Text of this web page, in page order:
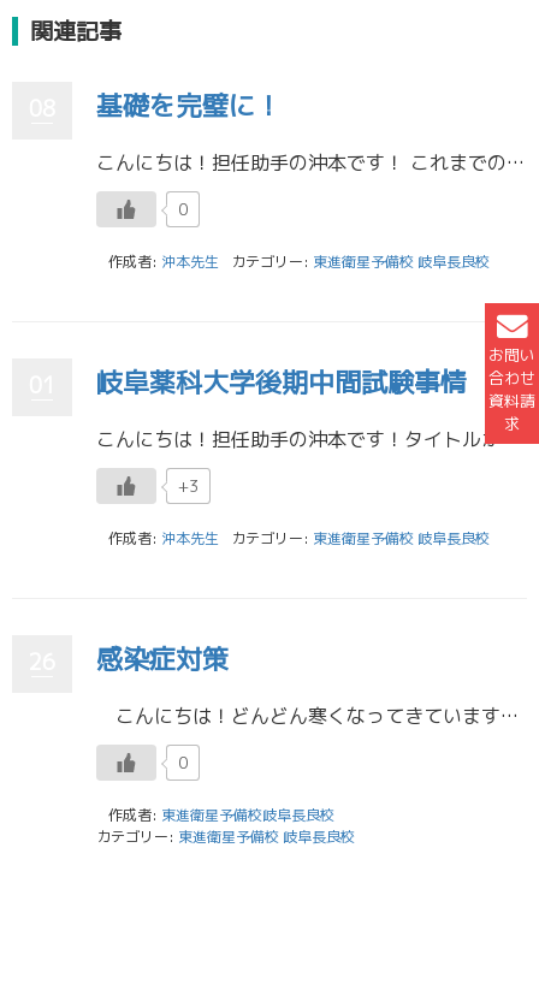
お問い
合わせ
資料請
求
関連記事
基礎を完璧に！
こんにちは！担任助手の沖本です！ これまでのブログでは、二次試験の対策時に応用問題に焦点を当てるのではなく、基礎を固めてほしいと書いてきました。では具体的にどのようなことをすれば基礎力が伸びるのかについて書きたいと思いま […]
0
作成者: 沖本先生 カテゴリー: 東進衛星予備校 岐阜長良校
岐阜薬科大学後期中間試験事情
こんにちは！担任助手の沖本です！タイトルが全て漢字で中国語みたいになっていますが、それは気にせず先週はなにかと忙しかったのでそのことについて書きたいと思います。 なぜ先週忙しかったのかというと、大学の中間試験が三つと、T […]
+3
作成者: 沖本先生 カテゴリー: 東進衛星予備校 岐阜長良校
感染症対策
こんにちは！どんどん寒くなってきていますね。寒さや乾燥で風邪をひきやすい時期でもあるので、特に受験生の皆さんは意識して体調管理をしてくれたらと思います。 全国的にですが、岐阜県でもインフルエンザが急激に流行していて1 […]
0
作成者: 東進衛星予備校岐阜長良校
カテゴリー: 東進衛星予備校 岐阜長良校